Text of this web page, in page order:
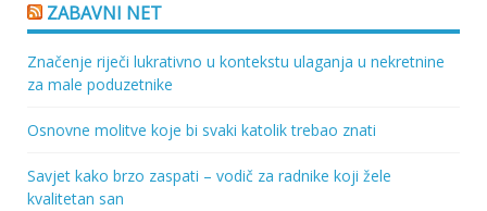
ZABAVNI NET
Značenje riječi lukrativno u kontekstu ulaganja u nekretnine
za male poduzetnike
Osnovne molitve koje bi svaki katolik trebao znati
Savjet kako brzo zaspati – vodič za radnike koji žele
kvalitetan san